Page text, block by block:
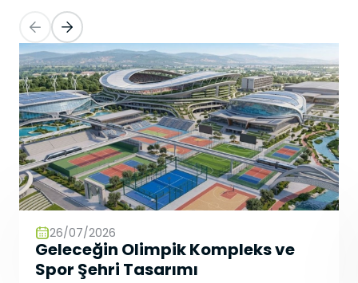
26/07/2026
Geleceğin Olimpik Kompleks ve
Spor Şehri Tasarımı